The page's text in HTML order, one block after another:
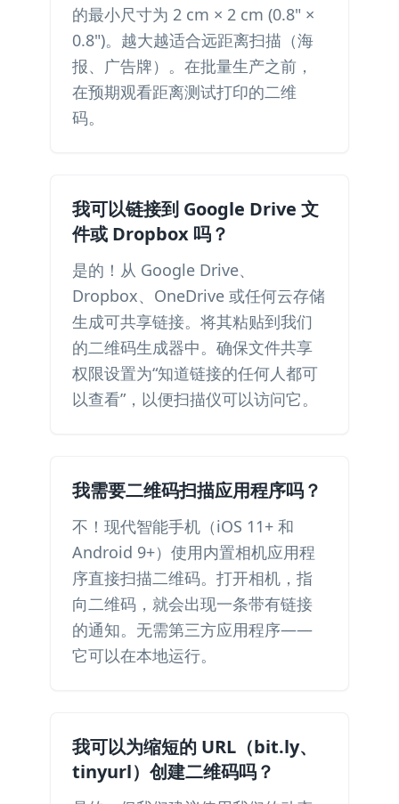
的最小尺寸为 2 cm × 2 cm (0.8" ×
0.8")。越大越适合远距离扫描（海
报、广告牌）。在批量生产之前，
在预期观看距离测试打印的二维
码。
我可以链接到 Google Drive 文
件或 Dropbox 吗？
是的！从 Google Drive、
Dropbox、OneDrive 或任何云存储
生成可共享链接。将其粘贴到我们
的二维码生成器中。确保文件共享
权限设置为“知道链接的任何人都可
以查看”，以便扫描仪可以访问它。
我需要二维码扫描应用程序吗？
不！现代智能手机（iOS 11+ 和
Android 9+）使用内置相机应用程
序直接扫描二维码。打开相机，指
向二维码，就会出现一条带有链接
的通知。无需第三方应用程序——
它可以在本地运行。
我可以为缩短的 URL（bit.ly、
tinyurl）创建二维码吗？